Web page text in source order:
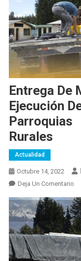
Entrega De
Ejecución
Parroquias
Rurales
Actualidad
Octubre 14, 2022
Deja Un ComentarioEn
De
La